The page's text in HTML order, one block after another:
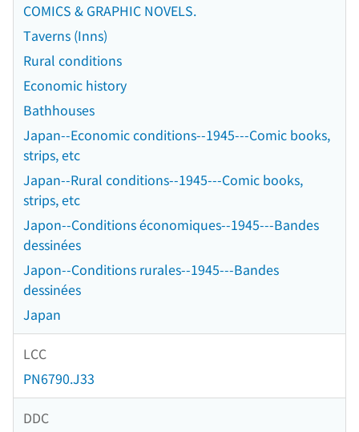
COMICS & GRAPHIC NOVELS.
Taverns (Inns)
Rural conditions
Economic history
Bathhouses
Japan--Economic conditions--1945---Comic books,
strips, etc
Japan--Rural conditions--1945---Comic books,
strips, etc
Japon--Conditions économiques--1945---Bandes
dessinées
Japon--Conditions rurales--1945---Bandes
dessinées
Japan
LCC
PN6790.J33
DDC